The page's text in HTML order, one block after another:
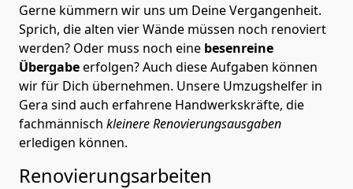
Gerne kümmern wir uns um Deine Vergangenheit.
Sprich, die alten vier Wände müssen noch renoviert
werden? Oder muss noch eine besenreine
Übergabeerfolgen? Auch diese Aufgaben können
wir für Dich übernehmen. Unsere Umzugshelfer in
Gera sind auch erfahrene Handwerkskräfte, die
fachmännisch kleinere Renovierungsausgaben
erledigen können.
Renovierungsarbeiten